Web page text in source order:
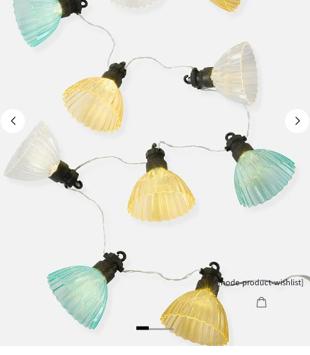
[node-product-wishlist]